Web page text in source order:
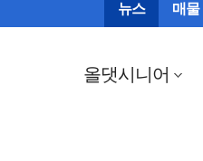
뉴스 매물
올댓시니어